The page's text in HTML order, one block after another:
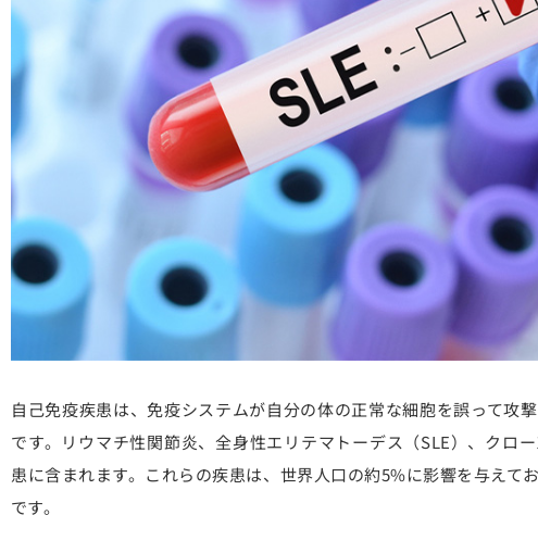
自己免疫疾患は、免疫システムが自分の体の正常な細胞を誤って攻
です。リウマチ性関節炎、全身性エリテマトーデス（SLE）、クロ
患に含まれます。これらの疾患は、世界人口の約5%に影響を与えて
です。